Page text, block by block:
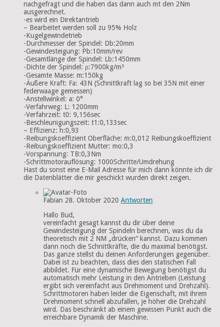
nachgefragt und die haben das dann auch mt den 2Nm
ausgerechnet.
-es wird ein Direktantrieb
– Bearbeitet werden soll zu 95% Holz
-Kugelgewindetrieb
-Durchmesser der Spindel: Db:20mm
-Gewindesteigung: Pb:10mm/rev
-Gesamtlänge der Spindel: Lb:1450mm
-Dichte der Spindel: ρ:7900kg/m³
-Gesamte Masse: m:150kg
-Äußere Kraft: Fa: 43N (Schnittkraft lag so bei 35N mit einer
federwaage gemessen)
-Anstellwinkel: a: 0°
-Verfahrweg: L: 1200mm
-Verfahrzeit: t0: 9,156sec
-Beschleunigungszeit: t1:0,133sec
– Effizienz: h:0,93
-Reibungskoeffizient Oberfläche: m:0,012 Reibungskoeffizient
-Reibungskoeffizient Mutter: mo:0,3
-Vorspannung: TB:0,3Nm
-Schrittmotorauflösung: 1000Schritte/Umdrehung
Hast du sonst eine E-Mail Adresse für mich dann könnte ich dir
die Datenblätter die mir geschickt wurden direkt zeigen.
Fabian 28. Oktober 2020 Antworten
Hallo Bud,
vereinfacht gesagt kannst du dir über deine
Gewindesteigung der Spindeln berechnen, was du da
theoretisch mit 2 NM „drücken“ kannst. Dazu kommen
dann noch die Schnittkräfte, die du maximal benötigst.
Das ganze stellst du deinen Anforderungen gegenüber.
Dabei ist zu beachten, dass dies den statischen Fall
abbildet. Für eine dynamische Bewegung benötigst du
automatisch mehr Leistung in den Antrieben (Leistung
ergibt sich vereinfacht aus Drehmoment und Drehzahl).
Schrittmotoren haben leider die Eigenschaft, mit ihrem
Drehmoment schnell abzufallen, je höher die Drehzahl
wird. Das beschränkt ab einem gewissen Punkt auch die
erreichbare Dynamik der Maschine.